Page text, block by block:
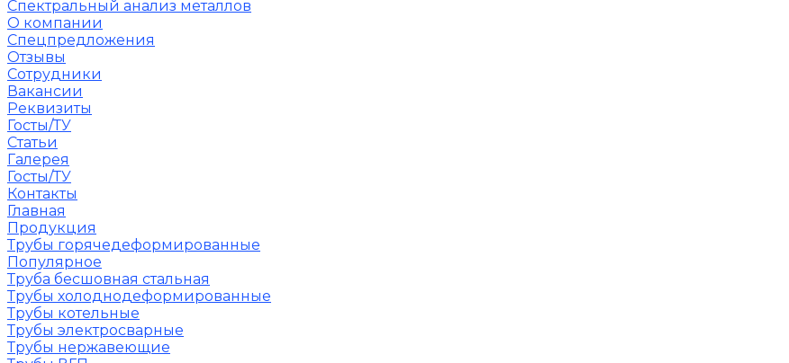
Спектральный анализ металлов
О компании
Спецпредложения
Отзывы
Сотрудники
Вакансии
Реквизиты
Госты/ТУ
Статьи
Галерея
Госты/ТУ
Контакты
Главная
Продукция
Трубы горячедеформированные
Популярное
Труба бесшовная стальная
Трубы холоднодеформированные
Трубы котельные
Трубы электросварные
Трубы нержавеющие